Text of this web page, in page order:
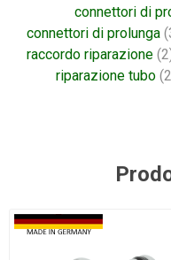
connettori di
connettori di prolunga
raccordo riparazione
riparazione tubo